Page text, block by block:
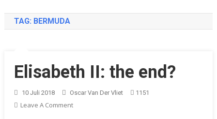
TAG: BERMUDA
Elisabeth II: the end?
10 Juli 2018 Oscar Van Der Vliet 1151
Leave A CommentOn